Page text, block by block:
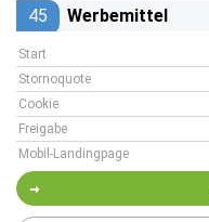
45 Werbemittel
Start
Stornoquote
Cookie
Freigabe
Mobil-Landingpage